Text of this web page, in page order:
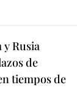
y Rusia
de
tiempos de